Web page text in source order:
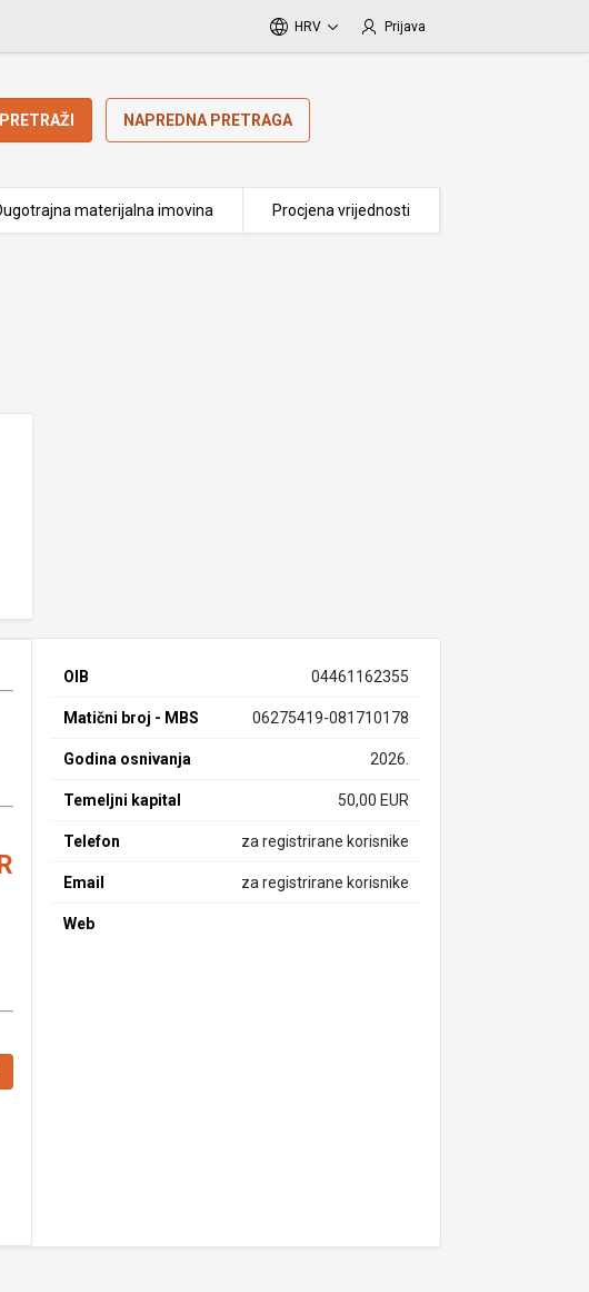
HRV Prijava
PRETRAŽI NAPREDNA PRETRAGA
materijalna imovina Procjena vrijednosti
OIB 04461162355
Matični broj - MBS 06275419-081710178
Godina osnivanja 2026.
Temeljni kapital 50,00 EUR
Telefon za registrirane korisnike
Email za registrirane korisnike
Web